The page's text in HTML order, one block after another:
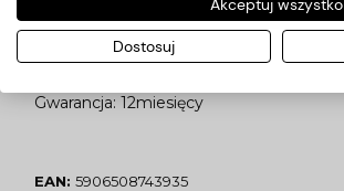
-wymiary szuflad 46x29cm i wys 8cm,
Wymiary opakowania: 61x46x82cm,
Gwarancja: 12miesięcy
EAN: 5906508743935
Dostosuj